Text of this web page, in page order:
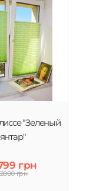
"Зеленый
янтар"
грн
2000 грн